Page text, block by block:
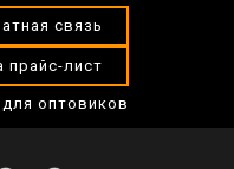
связь
прайс-лист
оптовиков